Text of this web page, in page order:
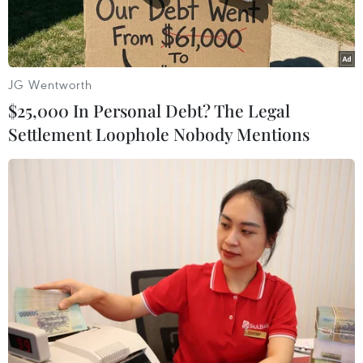
Người dân đi sơ tán để tránh xung đột bạo lực tại tỉnh Hasakeh,
Syria ngày 28/1/2021. (Ảnh: AFP/TTXVN)
Theo phóng viên TTXVN tại Đức, trong chuyến
thăm Thổ Nhĩ Kỳ ngày 16/10, Thủ tướng Đức
JG Wentworth
$25,000 In Personal Debt? The Legal
Settlement Loophole Nobody Mentions